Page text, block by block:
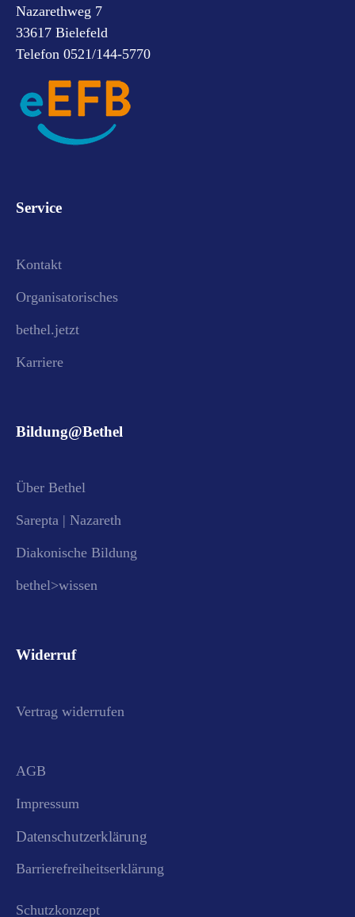
Nazarethweg 7
33617 Bielefeld
Telefon 0521/144-5770
Service
Kontakt
Organisatorisches
bethel.jetzt
Karriere
Bildung@Bethel
Über Bethel
Sarepta | Nazareth
Diakonische Bildung
bethel>wissen
Widerruf
Vertrag widerrufen
AGB
Impressum
Datenschutzerklärung
Barrierefreiheitserklärung
Schutzkonzept